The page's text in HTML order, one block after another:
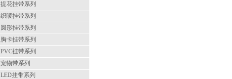
提花挂带系列
织唛挂带系列
圆形挂带系列
胸卡挂带系列
PVC挂带系列
宠物带系列
LED挂带系列